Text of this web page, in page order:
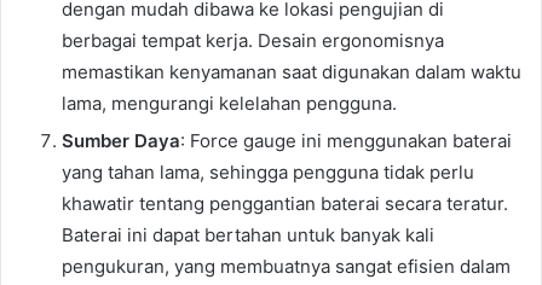
dengan mudah dibawa ke lokasi pengujian di
berbagai tempat kerja. Desain ergonomisnya
memastikan kenyamanan saat digunakan dalam waktu
lama, mengurangi kelelahan pengguna.
Sumber Daya: Force gauge ini menggunakan baterai
yang tahan lama, sehingga pengguna tidak perlu
khawatir tentang penggantian baterai secara teratur.
Baterai ini dapat bertahan untuk banyak kali
pengukuran, yang membuatnya sangat efisien dalam